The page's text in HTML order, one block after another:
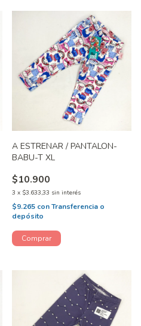
A ESTRENAR / PANTALON-
BABU-T XL
$10.900
3 x $3.633,33 sin interés
$9.265 conTransferencia o
depósito